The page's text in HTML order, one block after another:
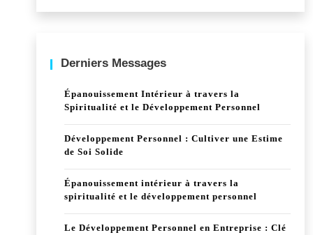
Derniers Messages
Épanouissement Intérieur à travers la
Spiritualité et le Développement Personnel
Développement Personnel : Cultiver une Estime
de Soi Solide
Épanouissement intérieur à travers la
spiritualité et le développement personnel
Le Développement Personnel en Entreprise : Clé